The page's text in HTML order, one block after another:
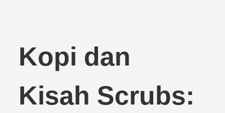
Kopi dan
Kisah Scrubs: